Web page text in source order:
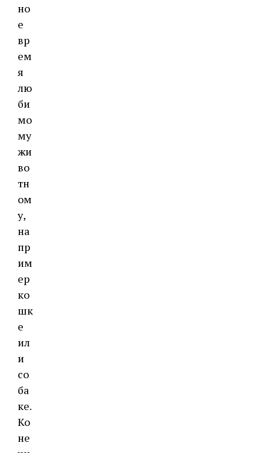
но
е
вр
ем
я
лю
би
мо
му
жи
во
тн
ом
у,
на
пр
им
ер
ко
шк
е
ил
и
со
ба
ке.
Ко
не